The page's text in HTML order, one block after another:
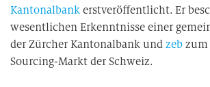
Kantonalbank erstveröffentlicht. Er
wesentlichen Erkenntnisse einer
der Zürcher Kantonalbank und zeb zum
Sourcing-Markt der Schweiz.